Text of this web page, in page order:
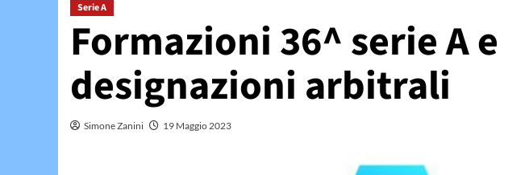
Serie A
Formazioni 36^ serie A e
designazioni arbitrali
Simone Zanini 19 Maggio 2023